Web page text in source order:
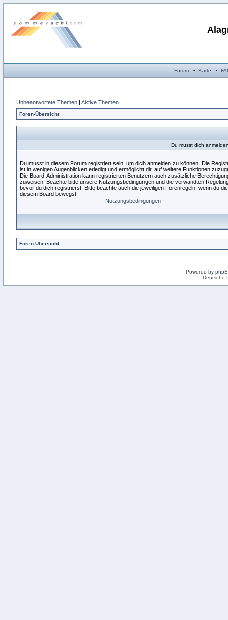
Forum• Karte •
Unbeantwortete Themen | Aktive Themen
Foren-Übersicht
Du musst dich
Du musst in diesem Forum registriert sein, um dich anmelden zu können. Die
ist in wenigen Augenblicken erledigt und ermöglicht dir, auf weitere Funktionen
Die Board-Administration kann registrierten Benutzern auch zusätzliche
zuweisen. Beachte bitte unsere Nutzungsbedingungen und die verwandten
bevor du dich registrierst. Bitte beachte auch die jeweiligen Forenregeln, wenn du
diesem Board bewegst.
Nutzungsbedingungen
Foren-Übersicht
Powered by
Deutsche